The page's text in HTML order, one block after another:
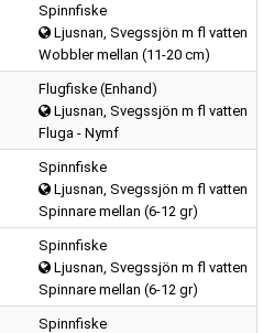
Spinnfiske
Ljusnan, Svegssjön m fl vatten
Wobbler mellan (11-20 cm)
Flugfiske (Enhand)
Ljusnan, Svegssjön m fl vatten
Fluga - Nymf
Spinnfiske
Ljusnan, Svegssjön m fl vatten
Spinnare mellan (6-12 gr)
Spinnfiske
Ljusnan, Svegssjön m fl vatten
Spinnare mellan (6-12 gr)
Spinnfiske